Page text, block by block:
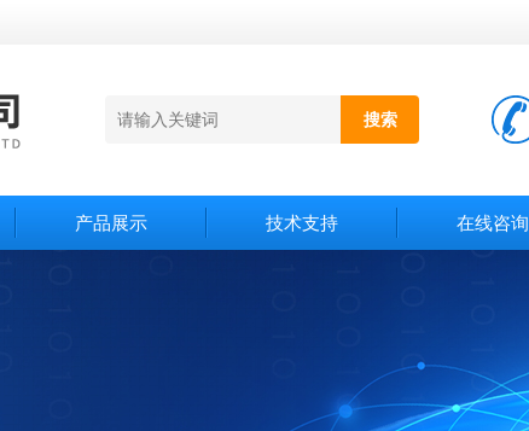
产品展示 技术支持 在线咨询